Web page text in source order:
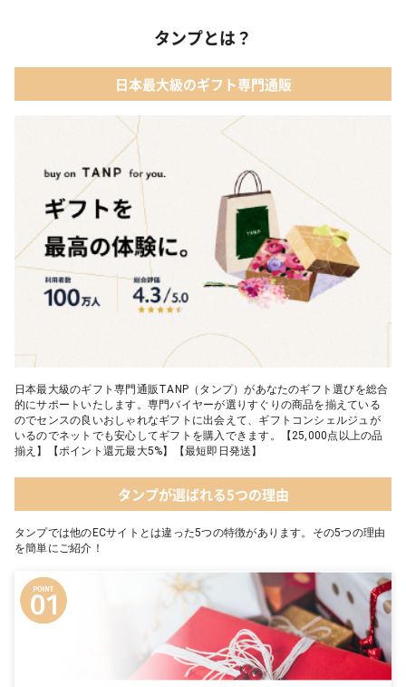
04 メイクアップ
05 入浴剤・バスケア
03 【名入れギフト】フラワーティントリップ［日本限定ピンクゴ
ールドパッケージ］
04 FLOWERiUM®︎ Christmas toilette（フラワリウム クリスマス
05 2人のための体験カタログ FOR2ギフト（GREEN）
タンプとは？
日本最大級のギフト専門通販
日本最大級のギフト専門通販TANP（タンプ）があなたのギフト選びを総合
的にサポートいたします。専門バイヤーが選りすぐりの商品を揃えている
のでセンスの良いおしゃれなギフトに出会えて、ギフトコンシェルジュが
いるのでネットでも安心してギフトを購入できます。【25,000点以上の品
揃え】【ポイント還元最大5%】【最短即日発送】
タンプが選ばれる5つの理由
タンプでは他のECサイトとは違った5つの特徴があります。その5つの理由
を簡単にご紹介！